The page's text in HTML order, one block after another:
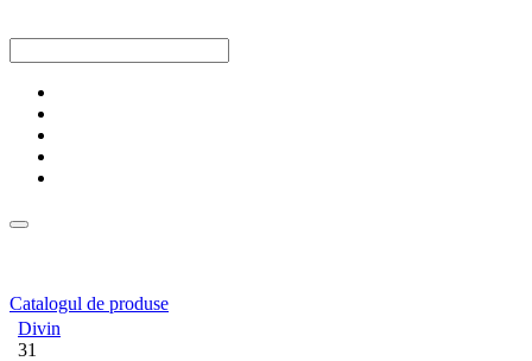
Catalogul de produse
Divin
31